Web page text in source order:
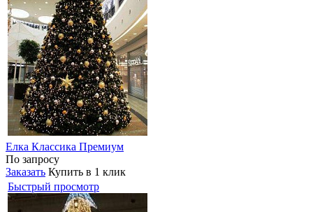
Елка Классика Премиум
По запросу
Заказать Купить в 1 клик
Быстрый просмотр